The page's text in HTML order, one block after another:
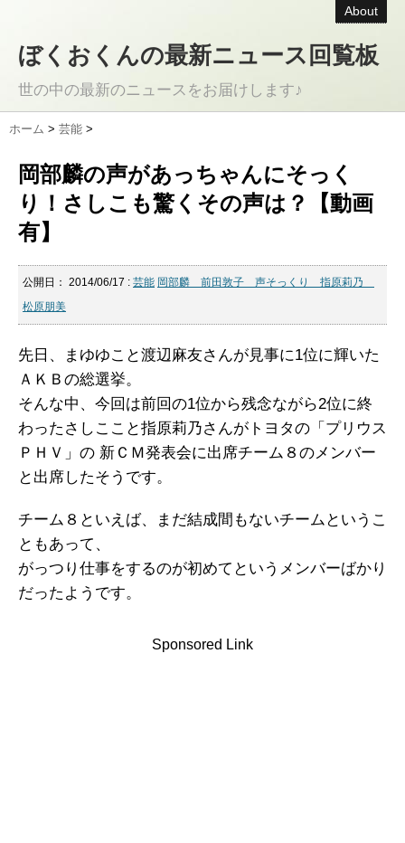
About
ぼくおくんの最新ニュース回覧板
世の中の最新のニュースをお届けします♪
ホーム > 芸能 >
岡部麟の声があっちゃんにそっく
り！さしこも驚くその声は？【動画
有】
公開日： 2014/06/17 : 芸能 岡部麟 前田敦子 声そっくり 指原莉乃
松原朋美
先日、まゆゆこと渡辺麻友さんが見事に1位に輝いた
ＡＫＢの総選挙。
そんな中、今回は前回の1位から残念ながら2位に終
わったさしここと指原莉乃さんがトヨタの「プリウス
ＰＨＶ」の 新ＣＭ発表会に出席チーム８のメンバー
と出席したそうです。
チーム８といえば、まだ結成間もないチームというこ
ともあって、
がっつり仕事をするのが初めてというメンバーばかり
だったようです。
Sponsored Link